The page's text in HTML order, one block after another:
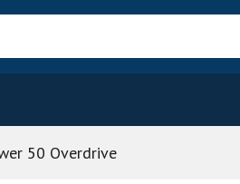
50 Overdrive